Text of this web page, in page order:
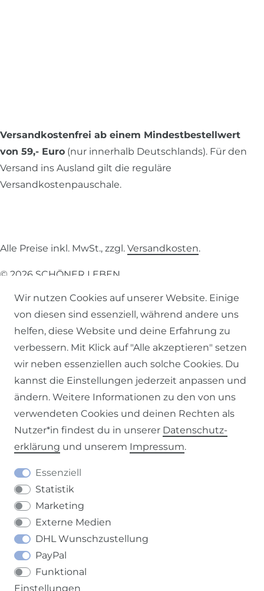
Versandkostenfrei ab einem Mindestbestellwert
von 59,- Euro (nur innerhalb Deutschlands). Für den
Versand ins Ausland gilt die reguläre
Versandkostenpauschale.
Alle Preise inkl. MwSt., zzgl. Versandkosten.
© 2026 SCHÖNER LEBEN.
Barrierefreiheitserklärung Widerrufs­recht
VERTRAG WIDERRUFEN
Wir nutzen Cookies auf unserer Website. Einige
von diesen sind essenziell, während andere uns
helfen, diese Website und deine Erfahrung zu
verbessern. Mit Klick auf "Alle akzeptieren" setzen
wir neben essenziellen auch solche Cookies. Du
kannst die Einstellungen jederzeit anpassen und
ändern. Weitere Informationen zu den von uns
verwendeten Cookies und deinen Rechten als
Nutzer*in findest du in unserer Daten­schutz­
erklärung und unserem Impressum.
Essenziell
Statistik
Marketing
Externe Medien
DHL Wunschzustellung
PayPal
Funktional
Einstellungen